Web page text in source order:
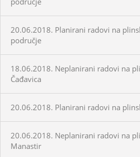
20.06.2018. Planirani radovi na
područje
18.06.2018. Neplanirani radovi na
Čađavica
20.06.2018. Planirani radovi na
20.06.2018. Neplanirani radovi na
Manastir